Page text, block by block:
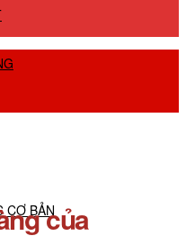
CƠ BẢNcủa